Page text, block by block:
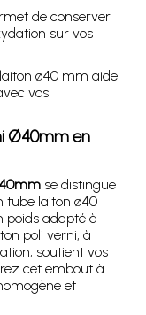
de conserver
sur vos
ø40 mm aide
vos
Ø40mm en
se distingue
tube laiton ø40
poids adapté à
poli verni, à
soutient vos
cet embout à
et